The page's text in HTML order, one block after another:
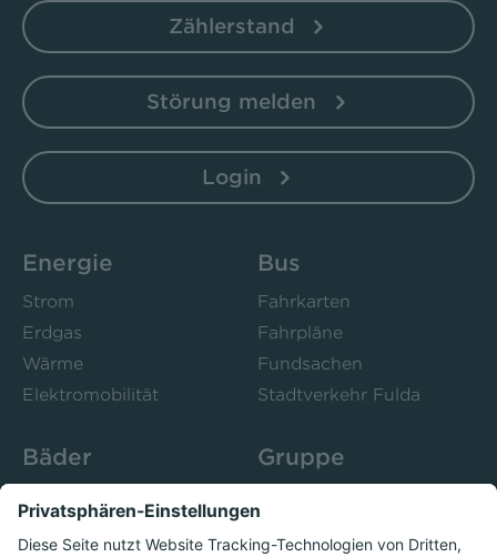
Zählerstand
Störung melden
Login
Energie
Strom
Erdgas
Wärme
Elektromobilität
Bus
Fahrkarten
Fahrpläne
Fundsachen
Stadtverkehr Fulda
Bäder
Freibad Rosenau
Gruppe